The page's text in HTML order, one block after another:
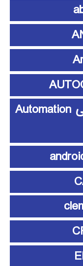
آموزش اتوماسیون صنعتی Automation